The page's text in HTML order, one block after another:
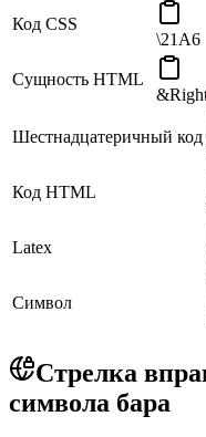
Код CSS
\21A6
Сущность HTML
Шестнадцатеричный код
Код HTML
Latex
Символ
Стрелка
символа бара